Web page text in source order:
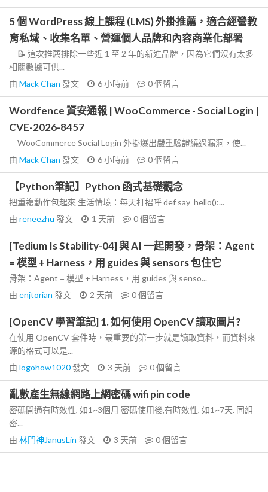
5 個 WordPress 線上課程 (LMS) 外掛推薦，適合經營教
育私域、收集名單、營運個人品牌和內容商業化部署
📝 這次推薦排除一些近 1 至 2 年的新進品牌，因為它們沒有太多
相關數據可供...
由 Mack Chan 發文 6 小時前 0個留言
Wordfence 資安通報 | WooCommerce - Social Login |
CVE-2026-8457
WooCommerce Social Login 外掛爆出嚴重驗證繞過漏洞，使...
由 Mack Chan 發文 6 小時前 0個留言
【Python筆記】Python 函式基礎觀念
把重複動作包起來 生活情境：每天打招呼 def say_hello():...
由 reneezhu 發文 1 天前 0個留言
[Tedium Is Stability-04] 與 AI 一起開發，骨架：Agent
= 模型 + Harness，用 guides 與 sensors 包住它
骨架：Agent = 模型 + Harness，用 guides 與 senso...
由 enjtorian 發文 2 天前 0個留言
[OpenCV 學習筆記] 1. 如何使用 OpenCV 讀取圖片?
在使用 OpenCV 套件時，最重要的第一步就是讀取資料，而資料來
源的格式可以是...
由 logohow1020發文 3 天前 0個留言
亂數產生無線網路上網密碼 wifi pin code
密碼開通有時效性, 如1~3個月 密碼使用後,有時效性, 如1~7天. 同組
密...
由 林門神JanusLin 發文 3 天前 0個留言